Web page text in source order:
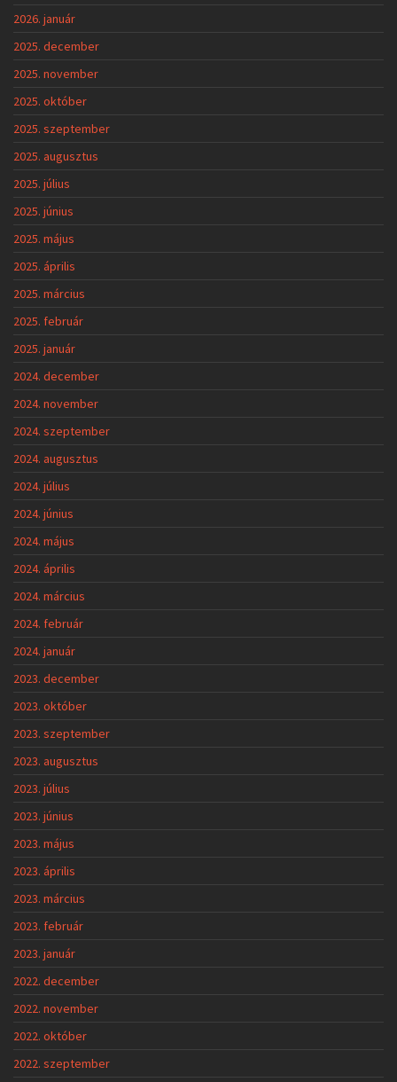
2026. január
2025. december
2025. november
2025. október
2025. szeptember
2025. augusztus
2025. július
2025. június
2025. május
2025. április
2025. március
2025. február
2025. január
2024. december
2024. november
2024. szeptember
2024. augusztus
2024. július
2024. június
2024. május
2024. április
2024. március
2024. február
2024. január
2023. december
2023. október
2023. szeptember
2023. augusztus
2023. július
2023. június
2023. május
2023. április
2023. március
2023. február
2023. január
2022. december
2022. november
2022. október
2022. szeptember